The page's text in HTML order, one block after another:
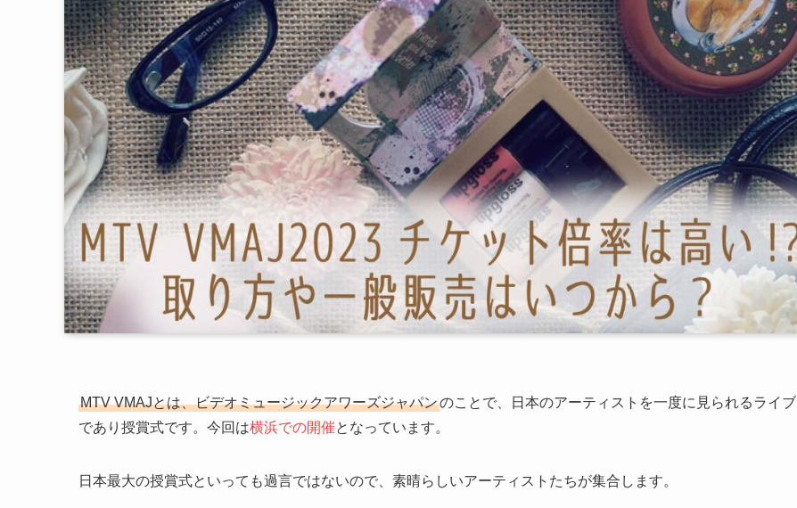
MTV VMAJとは、ビデオミュージックアワーズジャパンのことで、日本のアーティストを一度に見られるライブ
であり授賞式です。今回は横浜での開催となっています。
日本最大の授賞式といっても過言ではないので、素晴らしいアーティストたちが集合します。